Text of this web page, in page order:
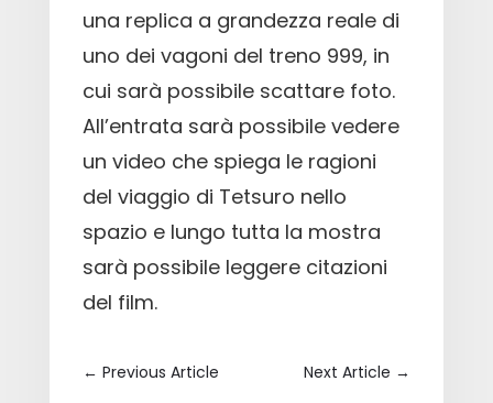
una replica a grandezza reale di
uno dei vagoni del treno 999, in
cui sarà possibile scattare foto.
All’entrata sarà possibile vedere
un video che spiega le ragioni
del viaggio di Tetsuro nello
spazio e lungo tutta la mostra
sarà possibile leggere citazioni
del film.
← Previous Article Next Article →